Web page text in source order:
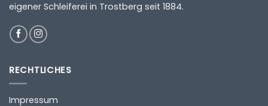
eigener Schleiferei in Trostberg seit 1884.
RECHTLICHES
Impressum